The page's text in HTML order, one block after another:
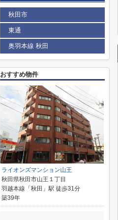
秋田市
東通
奥羽本線 秋田
おすすめ物件
ライオンズマンション山王
秋田県秋田市山王１丁目
羽越本線「秋田」駅 徒歩31分
築39年